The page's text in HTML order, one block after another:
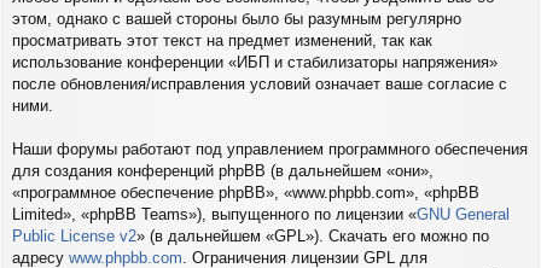
этом, однако с вашей стороны было бы разумным регулярно
просматривать этот текст на предмет изменений, так как
использование конференции «ИБП и стабилизаторы напряжения»
после обновления/исправления условий означает ваше согласие с
ними.
Наши форумы работают под управлением программного обеспечения
для создания конференций phpBB (в дальнейшем «они»,
«программное обеспечение phpBB», «www.phpbb.com», «phpBB
Limited», «phpBB Teams»), выпущенного по лицензии «GNU General
Public License v2» (в дальнейшем «GPL»). Скачать его можно по
адресу www.phpbb.com . Ограничения лицензии GPL для